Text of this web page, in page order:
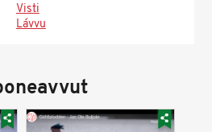
Visti
Lávvu